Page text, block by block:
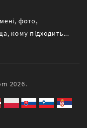
фото,
кому підходить...
2026.